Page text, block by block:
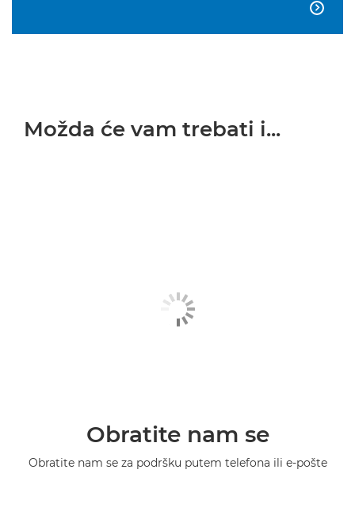

Možda će vam trebati i...
Obratite nam se
Obratite nam se za podršku putem telefona ili e-pošte